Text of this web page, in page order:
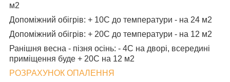
м2
Допоміжний обігрів: + 10С до температури - на 24 м2
Допоміжний обігрів: + 20С до температури - на 12 м2
Ранішня весна - пізня осінь: - 4С на дворі, всередині
приміщення буде + 20С на 12 м2
РОЗРАХУНОК ОПАЛЕННЯ